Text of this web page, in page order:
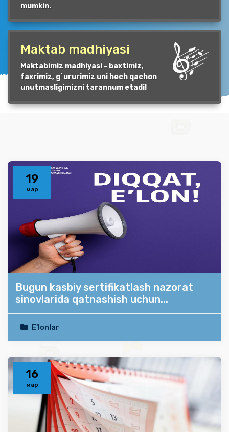
mumkin.
Maktab madhiyasi
Maktabimiz madhiyasi - baxtimiz,
faxrimiz, g`ururimiz uni hech qachon
unutmasligimizni tarannum etadi!
19
мар
Bugun kasbiy sertifikatlash nazorat
sinovlarida qatnashish uchun...
E'lonlar
16
мар